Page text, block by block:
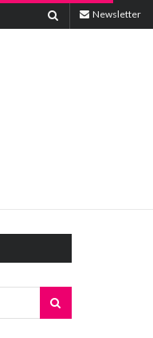
Newsletter